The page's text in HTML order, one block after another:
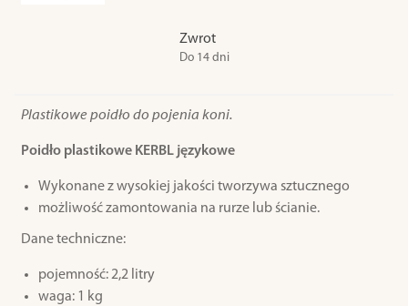
Zwrot
Do 14 dni
Plastikowe poidło do pojenia koni.
Poidło plastikowe KERBL językowe
Wykonane z wysokiej jakości tworzywa sztucznego
możliwość zamontowania na rurze lub ścianie.
Dane techniczne:
pojemność: 2,2 litry
waga: 1 kg